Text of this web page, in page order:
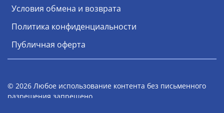
Условия обмена и возврата
Политика конфиденциальности
Публичная оферта
© 2026 Любое использование контента без письменного
разрешения запрещено